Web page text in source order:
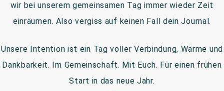
wir bei unserem gemeinsamen Tag immer wieder Zeit
einräumen. Also vergiss auf keinen Fall dein Journal.
Unsere Intention ist ein Tag voller Verbindung, Wärme und
Dankbarkeit. Im Gemeinschaft. Mit Euch. Für einen frühen
Start in das neue Jahr.